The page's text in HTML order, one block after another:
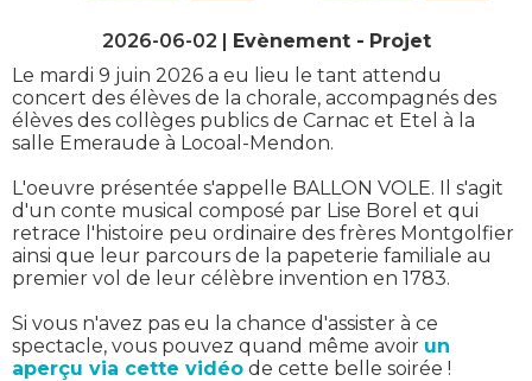
2026-06-02 | Evènement
Projet
Le mardi 9 juin 2026 a eu lieu le tant attendu
concert des élèves de la chorale, accompagnés des
élèves des collèges publics de Carnac et Etel à la
salle Emeraude à Locoal-Mendon.
L'oeuvre présentée s'appelle BALLON VOLE. Il s'agit
d'un conte musical composé par Lise Borel et qui
retrace l'histoire peu ordinaire des frères Montgolfier
ainsi que leur parcours de la papeterie familiale au
premier vol de leur célèbre invention en 1783.
Si vous n'avez pas eu la chance d'assister à ce
spectacle, vous pouvez quand même avoir un
aperçu via cette vidéo de cette belle soirée !